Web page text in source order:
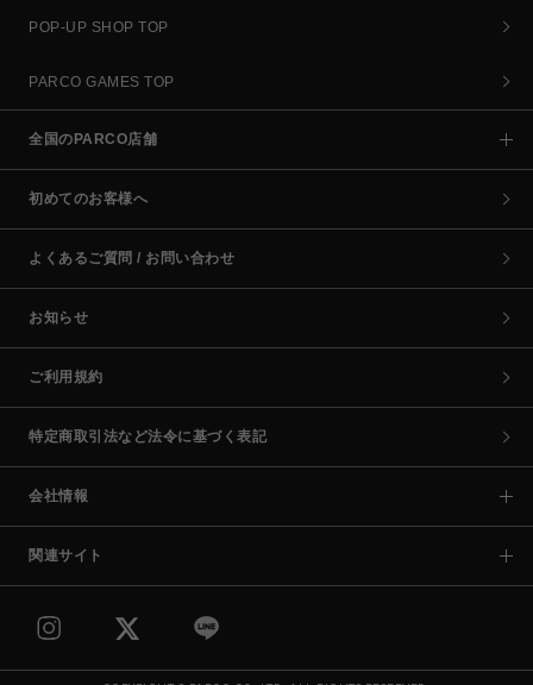
POP-UP SHOP TOP
PARCO GAMES TOP
全国のPARCO店舗
初めてのお客様へ
よくあるご質問 / お問い合わせ
お知らせ
ご利用規約
特定商取引法など法令に基づく表記
会社情報
関連サイト